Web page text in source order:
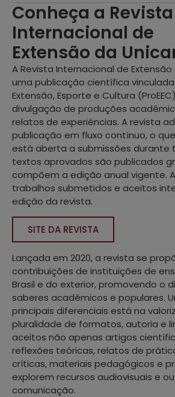
Conheça a Revista
Internacional de
Extensão da
A Revista Internacional de
uma publicação científica
Extensão, Esporte e Cultura
divulgação de produções
relatos de experiências. A revista
publicação em fluxo contínuo, o
está aberta a submissões durante
textos aprovados são publicados
compõem a edição anual vigente.
trabalhos submetidos e aceitos
edição da revista.
SITE DA REVISTA
Lançada em 2020, a revista se
contribuições de instituições de
Brasil e do exterior, promovendo o
saberes acadêmicos e populares.
principais diferenciais está na
pluralidade de formatos, autoria e
aceitos não apenas artigos
reflexões teóricas, relatos de
críticas, materiais pedagógicos e
explorem recursos audiovisuais e
comunicação.